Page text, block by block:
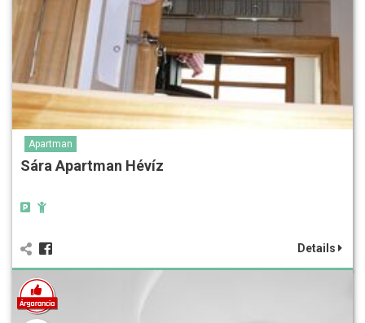
Apartman
Sára Apartman Hévíz
Details